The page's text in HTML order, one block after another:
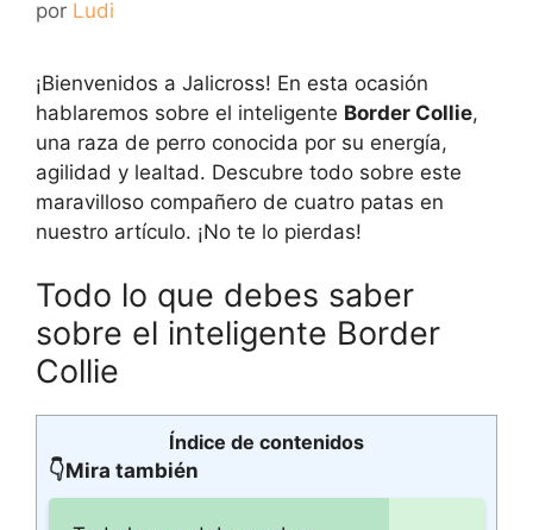
por Ludi
¡Bienvenidos a Jalicross! En esta ocasión
hablaremos sobre el inteligente Border Collie,
una raza de perro conocida por su energía,
agilidad y lealtad. Descubre todo sobre este
maravilloso compañero de cuatro patas en
nuestro artículo. ¡No te lo pierdas!
Todo lo que debes saber
sobre el inteligente Border
Collie
Índice de contenidos
👇Mira también